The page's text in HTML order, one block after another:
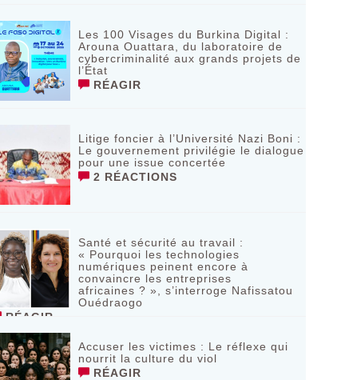
Les 100 Visages du Burkina Digital :
Arouna Ouattara, du laboratoire de
cybercriminalité aux grands projets de
l’État
RÉAGIR
Litige foncier à l’Université Nazi Boni :
Le gouvernement privilégie le dialogue
pour une issue concertée
2 RÉACTIONS
Santé et sécurité au travail :
« Pourquoi les technologies
numériques peinent encore à
convaincre les entreprises
africaines ? », s’interroge Nafissatou
Ouédraogo
RÉAGIR
Accuser les victimes : Le réflexe qui
nourrit la culture du viol
RÉAGIR